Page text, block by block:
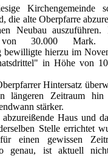
Kirchengemeinde
die alte Oberpfarre
Neubau auszuführen.
30.000 Mark.
bewilligte hierzu im
in Höhe von
Hintersatz
längeren Zeitraum hin
stärker.
Haus und
Stelle errichtet
einen gewissen
genau, ist aktuell